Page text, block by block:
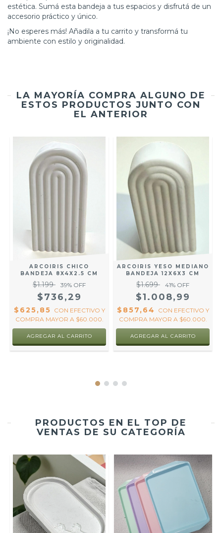
estética. Sumá esta bandeja a tus espacios y disfrutá de un
accesorio práctico y único.
¡No esperes más! Añadila a tu carrito y transformá tu
ambiente con estilo y originalidad.
LA MAYORÍA COMPRA ALGUNO DE
ESTOS PRODUCTOS JUNTO CON
EL ANTERIOR
ARCOIRIS CHICO
BANDEJA 8X4X2.5 CM
$1.199 39% OFF
$736,29
$625,85 CON EFECTIVO Y
COMPRA MAYOR A $60.000.
ARCOIRIS YESO MEDIANO
BANDEJA 12X6X3 CM
$1.699 41% OFF
$1.008,99
$857,64 CON EFECTIVO Y
COMPRA MAYOR A $60.000.
PRODUCTOS EN EL TOP DE
VENTAS DE SU CATEGORÍA